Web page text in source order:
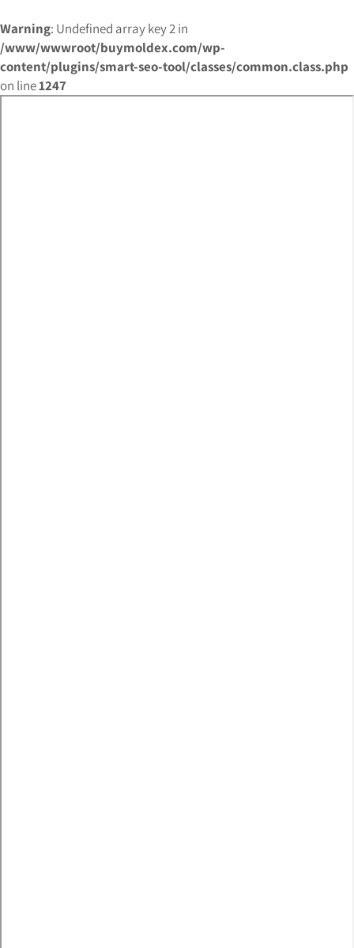
Warning: Undefined array key 2 in
/www/wwwroot/buymoldex.com/wp-
content/plugins/smart-seo-tool/classes/common.class.php
on line1247